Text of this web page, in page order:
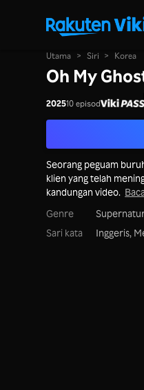
Utama > Siri > Korea
Oh My
202510 episod
Seorang peguam
klien yang telah
kandungan video.
Genre
Sari kata
Inggeris,